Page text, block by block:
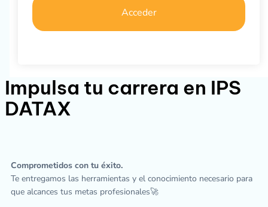
Acceder
Impulsa tu carrera en IPS
DATAX
Comprometidos con tu éxito.
Te entregamos las herramientas y el conocimiento necesario para
que alcances tus metas profesionales🚀